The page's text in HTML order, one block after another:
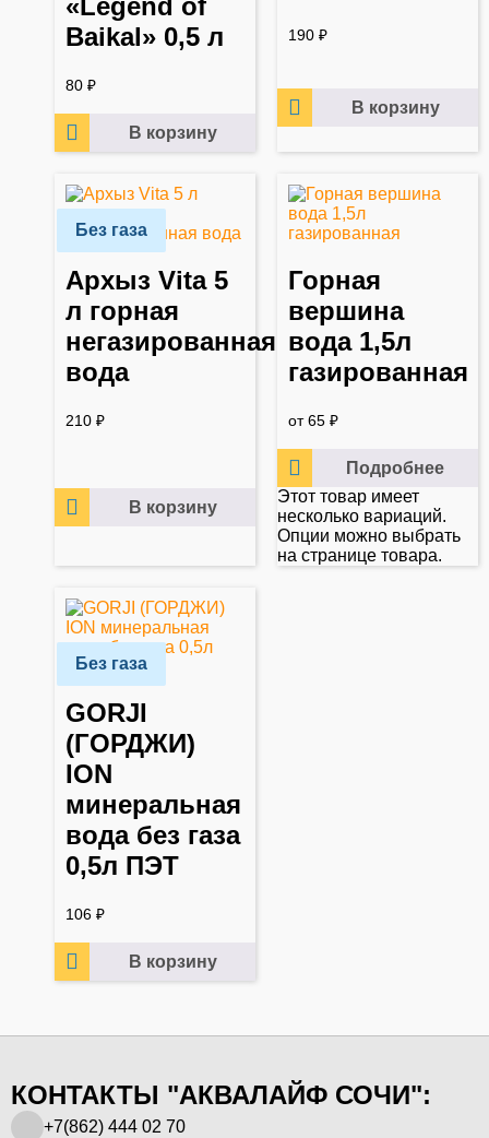
«Legend of
Baikal» 0,5 л
80 ₽
В корзину
190 ₽
В корзину
Без газа
Архыз Vita 5
л горная
негазированная
вода
210 ₽
В корзину
Горная
вершина
вода 1,5л
газированная
от 65 ₽
Подробнее
Этот товар имеет
несколько вариаций.
Опции можно выбрать
на странице товара.
Без газа
GORJI
(ГОРДЖИ)
ION
минеральная
вода без газа
0,5л ПЭТ
106 ₽
В корзину
КОНТАКТЫ "АКВАЛАЙФ СОЧИ":
+7(862) 444 02 70